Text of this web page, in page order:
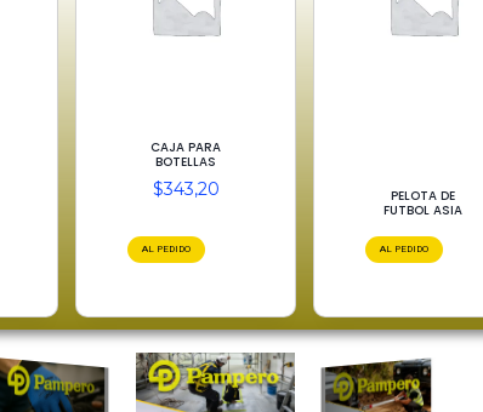
CAJA PARA
BOTELLAS
$343,20
AL PEDIDO
PELOTA DE
FUTBOL ASIA
AL PEDIDO